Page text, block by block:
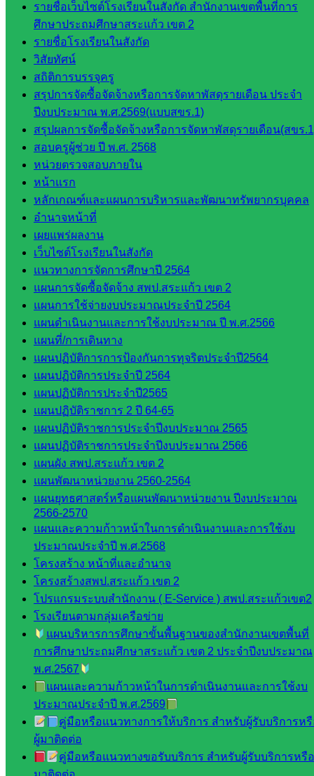
รายชื่อเว็บไซต์โรงเรียนในสังกัด สำนักงานเขตพื้นที่การ
ศึกษาประถมศึกษาสระแก้ว เขต 2
รายชื่อโรงเรียนในสังกัด
วิสัยทัศน์
สถิติการบรรจุครู
สรุปการจัดซื้อจัดจ้างหรือการจัดหาพัสดุรายเดือน ประจำ
ปีงบประมาณ พ.ศ.2569(แบบสขร.1)
สรุปผลการจัดซื้อจัดจ้างหรือการจัดหาพัสดุรายเดือน(สขร
สอบครูผู้ช่วย ปี พ.ศ. 2568
หน่วยตรวจสอบภายใน
หน้าแรก
หลักเกณฑ์และแผนการบริหารและพัฒนาทรัพยากรบุคคล
อำนาจหน้าที่
เผยแพร่ผลงาน
เว็บไซต์โรงเรียนในสังกัด
แนวทางการจัดการศึกษาปี 2564
แผนการจัดซื้อจัดจ้าง สพป.สระแก้ว เขต 2
แผนการใช้จ่ายงบประมาณประจำปี 2564
แผนดำเนินงานและการใช้งบประมาณ ปี พ.ศ.2566
แผนที่/การเดินทาง
แผนปฏิบัติการการป้องกันการทุจริตประจำปี2564
แผนปฏิบัติการประจำปี 2564
แผนปฏิบัติการประจำปี2565
แผนปฏิบัติราชการ 2 ปี 64-65
แผนปฏิบัติราชการประจำปีงบประมาณ 2565
แผนปฏิบัติราชการประจำปีงบประมาณ 2566
แผนผัง สพป.สระแก้ว เขต 2
แผนพัฒนาหน่วยงาน 2560-2564
แผนยุทธศาสตร์หรือแผนพัฒนาหน่วยงาน ปีงบประมาณ
2566-2570
แผนและความก้าวหน้าในการดำเนินงานและการใช้งบ
ประมาณประจำปี พ.ศ.2568
โครงสร้าง หน้าที่และอำนาจ
โครงสร้างสพป.สระแก้ว เขต 2
โปรแกรมระบบสำนักงาน ( E-Service ) สพป.สระแก้วเขต2
โรงเรียนตามกลุ่มเครือข่าย
แผนบริหารการศึกษาขั้นพื้นฐานของสำนักงานเขตพื้นที่
การศึกษาประถมศึกษาสระแก้ว เขต 2 ประจำปีงบประมาณ
พ.ศ.2567
แผนและความก้าวหน้าในการดำเนินงานและการใช้งบ
ประมาณประจำปี พ.ศ.2569
คู่มือหรือแนวทางการให้บริการ สำหรับผู้รับบริการห
ผู้มาติดต่อ
คู่มือหรือแนวทางขอรับบริการ สำหรับผู้รับบริการหรื
กลุ่ม
บริหาร
งานงาน
เงินและ
สินทรัพย์
กลุ่มน
โยบาย
และแผน
กลุ่มส่ง
เสริมการ
จัดการ
ศึกษา
บริหาร
พัฒนาครู
และบุ
คลากรฯ
กลุ่มนิ
ติดตาม
และประ
เมินผลฯ
::: ©2021 sakarea2.go.th. All rights reserved. Design By SK2 ICT
TEAM :::
สอบถามได้นะคะ
Line
Tel 037-232263:
Messenger